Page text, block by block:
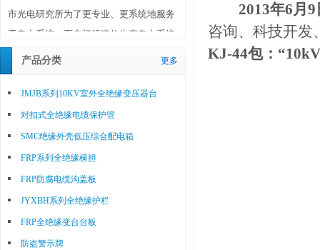
市光电研究所为了更专业、更系统地服务
于电力系统，而专门组建的生产电力系统
设备和材料的独立法人单位。铁岭翔实电
力设备有限公司成立于2010年10月20日，
注册资金1180万元，位于铁岭市调兵山城
北工业园区，占地面积30亩（20000平方
米），其技术、工艺、研发、生产、销售
等主要人员均为铁岭市光电研究所选调的
优秀人员，公司董事长兼总经理由铁岭市
光电研究所所长兼任，铁岭市光电研究所
产品分类 更多
JMJB系列10KV室外全绝缘变压器台
对扣式全绝缘电缆保护管
SMC绝缘外壳低压综合配电箱
FRP系列全绝缘横担
FRP防腐电缆沟盖板
JYXBH系列全绝缘护栏
FRP全绝缘变台台板
防盗警示牌
2013年6月9
咨询、科技开发
KJ-44包：